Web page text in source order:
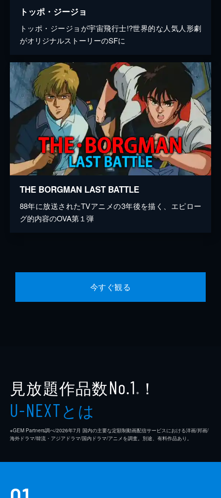
トッポ・ジージョ
トッポ・ジージョが宇宙飛行士!?世界的な人気人形劇
がオリジナルストーリーのSFに
THE BORGMAN LAST BATTLE
88年に放送されたTVアニメの3年後を描く、エピロー
グ的内容のOVA第１弾
今すぐ観る
見放題作品数No.1 ※ ！
U-NEXTとは
※GEM Partners調べ/2026年7⽉ 国内の主要な定額制動画配信サービスにおける洋画/邦画/
海外ドラマ/韓流・アジアドラマ/国内ドラマ/アニメを調査。別途、有料作品あり。